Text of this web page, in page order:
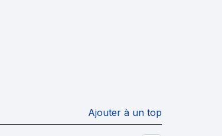
Ajouter à un top